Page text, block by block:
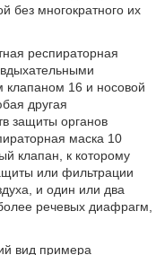
без многократного их
респираторная
16 и носовой
другая
защиты органов
маска 10
клапан, к которому
или фильтрации
и один или два
речевых диафрагм,
вид примера